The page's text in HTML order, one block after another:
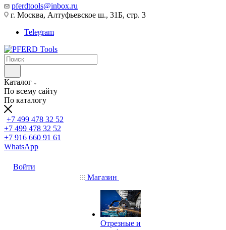
pferdtools@inbox.ru
г. Москва, Алтуфьевское ш., 31Б, стр. 3
Telegram
Каталог
По всему сайту
По каталогу
+7 499 478 32 52
+7 499 478 32 52
+7 916 660 91 61
WhatsApp
Войти
Магазин
Отрезные и